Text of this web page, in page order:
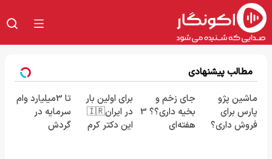
مطالب پیشنهادی
ماشین پژو
پارس برای
فروش داری؟
جای زخم و
بخیه داری؟؟ 3
هفته‌ای
برای اولین بار
در ایران🇮🇷
این دکتر کرم
تا 3میلیارد وام
سرمایه در
گردش